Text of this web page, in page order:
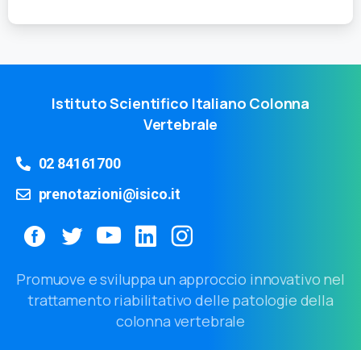
Istituto Scientifico Italiano Colonna
Vertebrale
02 84161700
prenotazioni@isico.it
Promuove e sviluppa un approccio innovativo nel
trattamento riabilitativo delle patologie della
colonna vertebrale